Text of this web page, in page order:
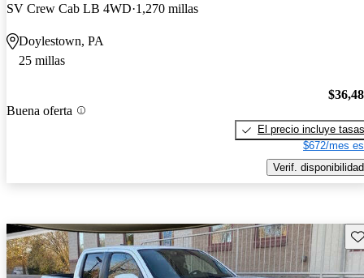
SV Crew Cab LB 4WD 1,270 millas
Doylestown, PA
25 millas
Buena oferta
El precio incluye tasas
$672/mes
Verif. disponibilidad